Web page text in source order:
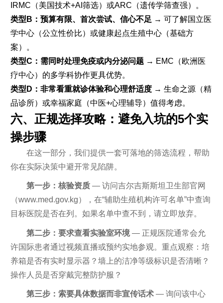
IRMC（美国技术+AI筛选）或ARC（遗传学筛查强）。
类型B：预算有限、首次尝试、信心不足 → 可了解国立医
学中心（公立性价比）或健康起点生殖中心（基础方
案）。
类型C：需同时处理免疫或内分泌问题→ EMC（欧洲医
疗中心）的多学科协作更具优势。
类型D：非常看重就诊体验和心理舒适度→ 生命之源（精
品诊所）或幸福家庭（中医+心理辅导）值得考虑。
六、正规选择攻略：避免入坑的5个实
操步骤
在这一部分，我们提供一套可落地的筛选流程，帮助
你在实际决策中避开常见陷阱。
第一步：核验资质— 访问吉尔吉斯斯坦卫生部官网
（www.med.gov.kg），在“辅助生殖机构许可名单”中查询
目标医院是否在列。如果名单中查不到，请立即放弃。
第二步：要求查看实验室环境— 正规医院通常会允
许国际患者通过视频直播或预约实地参观。重点观察：培
养箱是否有实时显示器？墙上的洁净等级标识是否清晰？
操作人员是否穿戴完整防护服？
第三步：索要具体数据而非宣传话术— 询问该中心